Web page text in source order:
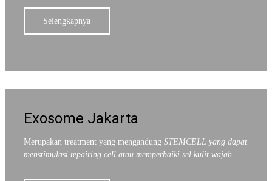
Selengkapnya
Exosome Jakarta
Merupakan treatment yang mengandung STEMCELL yang dapat
menstimulasi repairing cellatau memperbaiki sel kulit wajah.